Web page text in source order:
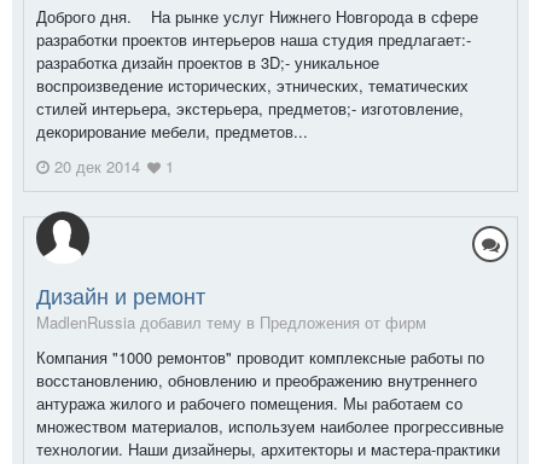
Доброго дня. На рынке услуг Нижнего Новгорода в сфере
разработки проектов интерьеров наша студия предлагает:-
разработка дизайн проектов в 3D;- уникальное
воспроизведение исторических, этнических, тематических
стилей интерьера, экстерьера, предметов;- изготовление,
декорирование мебели, предметов...
20 дек 2014
1
Дизайн и ремонт
MadlenRussia добавил тему в Предложения от фирм
Компания "1000 ремонтов" проводит комплексные работы по
восстановлению, обновлению и преображению внутреннего
антуража жилого и рабочего помещения. Мы работаем со
множеством материалов, используем наиболее прогрессивные
технологии. Наши дизайнеры, архитекторы и мастера-практики